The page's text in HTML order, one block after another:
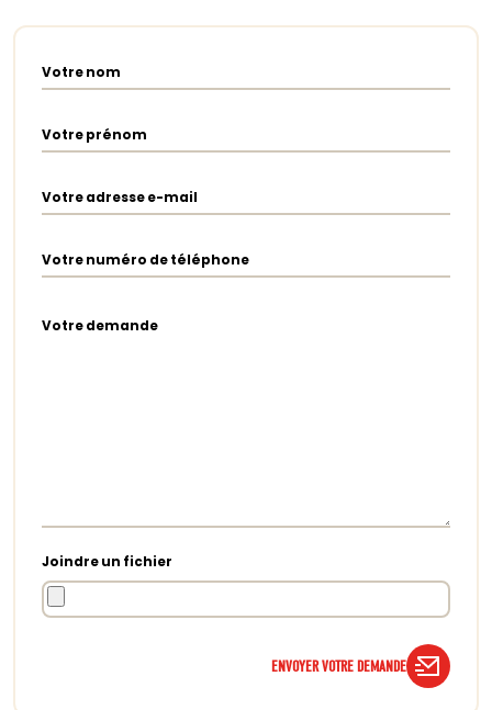
Votre nom
Votre prénom
Votre adresse e-mail
Votre numéro de téléphone
Votre demande
Joindre un fichier
ENVOYER VOTRE DEMANDE